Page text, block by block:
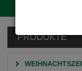
PRODUKTE